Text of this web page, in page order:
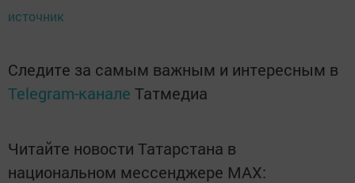
источник
Следите за самым важным и интересным в
Telegram-канале Татмедиа
Читайте новости Татарстана в
национальном мессенджере MАХ: